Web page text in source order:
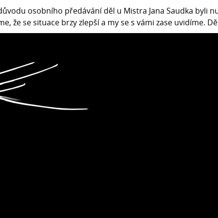
osobního předávání děl u Mistra Jana Saudka byli
že se situace brzy zlepší a my se s vámi zase uvidíme.